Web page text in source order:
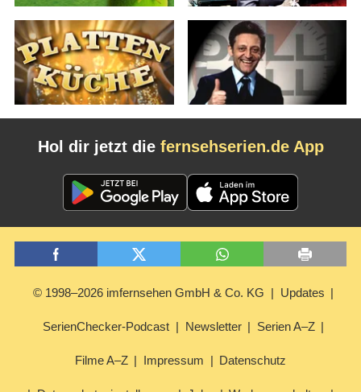
Hol dir jetzt die fernsehserien.de App
© 1998–2026 imfernsehen GmbH & Co. KG Updates
SerienChecker-Podcast Newsletter Serien A–Z
Filme A–Z Impressum Datenschutz